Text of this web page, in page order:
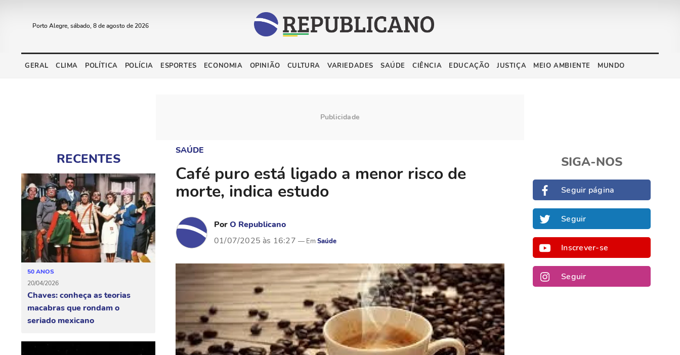
Porto Alegre, sábado, 8 de agosto de 2026
GERAL CLIMA POLÍTICA POLÍCIA ESPORTES ECONOMIA OPINIÃO CULTURA VARIEDADES SAÚDE CIÊNCIA EDUCAÇÃO JUSTIÇA MEIO AMBIENTE MUNDO
RECENTES
50 ANOS
20/04/2026
Chaves: conheça as teorias
macabras que rondam o
seriado mexicano
SAÚDE
Café puro está ligado a menor risco de
morte, indica estudo
PorO Republicano
01/07/2025 às 16:27
Saúde
SIGA-NOS
Seguir página
Seguir
Inscrever-se
Seguir